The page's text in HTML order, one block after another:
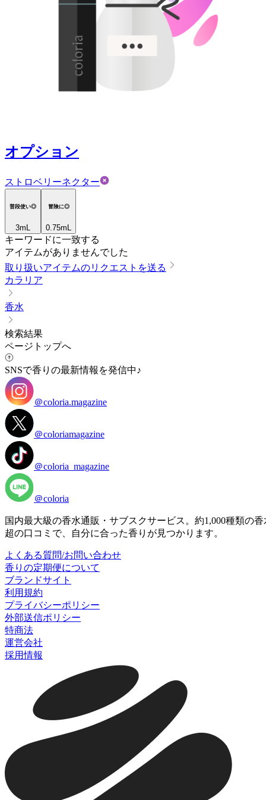
オプション
ストロベリーネクター
普段使い◎
3mL
冒険に◎
0.75mL
キーワードに一致する
アイテムがありませんでした
取り扱いアイテムのリクエストを送る
カラリア
香水
検索結果
ページトップへ
SNSで香りの最新情報を発信中♪
＠coloria.magazine
＠coloriamagazine
＠coloria_magazine
＠coloria
国内最大級の香水通販・サブスクサービス。約1,000種類の
超の口コミで、自分に合った香りが見つかります。
よくある質問/お問い合わせ
香りの定期便について
ブランドサイト
利用規約
プライバシーポリシー
外部送信ポリシー
特商法
運営会社
採用情報